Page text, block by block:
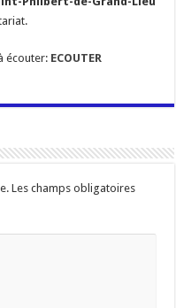
écouter: ECOUTER
Les champs obligatoires